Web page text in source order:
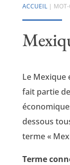
ACCUEIL| MOT-
Le Mexique
fait partie
dessous
terme «
Terme